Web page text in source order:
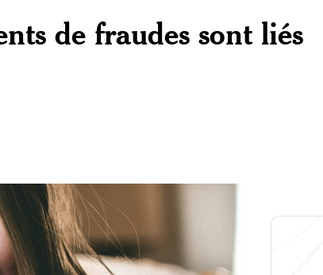
de fraudes sont liés